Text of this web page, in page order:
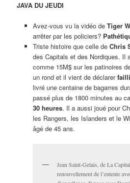
JAVA DU JEUDI
Avez-vous vu la vidéo de Tiger
arrêter par les policiers?
Triste histoire que celle de Chris
des Capitals et des Nordiques. Il
comme 15M$ sur les patinoires
un rond et il vient de déclarer
livré une centaine de bagarres
passé plus de 1800 minutes au
30 heures. Il a aussi joué pour
les Rangers, les Islanders et le
âgé de 45 ans.
Jean Saint-Gelais, de La
renouvellement de l’entente